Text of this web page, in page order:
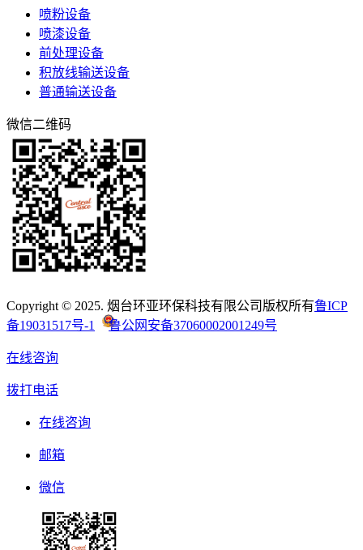
喷粉设备
喷漆设备
前处理设备
积放线输送设备
普通输送设备
微信二维码
Copyright © 2025. 烟台环亚环保科技有限公司版权所有鲁ICP
备19031517号-1
鲁公网安备37060002001249号
在线咨询
拨打电话
在线咨询
邮箱
微信